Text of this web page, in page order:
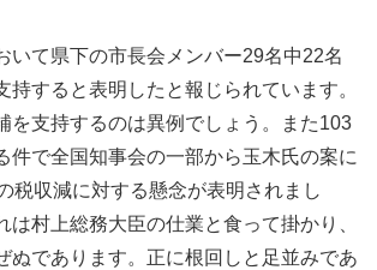
いて県下の市長会メンバー29名中22名
持すると表明したと報じられています。
を支持するのは異例でしょう。また103
件で全国知事会の一部から玉木氏の案に
税収減に対する懸念が表明されまし
は村上総務大臣の仕業と食って掛かり、
ぬであります。正に根回しと足並みであ